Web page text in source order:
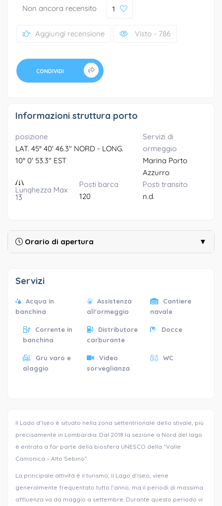
Non ancora recensito 1
Aggiungi recensione Visto - 786
CONDIVIDI
Informazioni struttura porto
posizione
LAT. 45° 40' 46.3" NORD - LONG.
10° 0' 53.3" EST
Servizi di
ormeggio
Marina Porto
Azzurro
Lunghezza Max
13
Posti barca
120
Posti transito
n.d.
Orario di apertura ▼
Servizi
Acqua in
banchina
Assistenza
all'ormeggio
Cantiere
navale
Corrente in
banchina
Distributore
carburante
Docce
Gru varo e
alaggio
Video
sorveglianza
WC
Il Lado d’Iseo è situato nella zona settentrionale dello stivale, più
precisamente in Lombardia. Dal 2018 la sezione a Nord del lago
è entrata a far parte della biosfera UNESCO della “Valle
Camonica – Alto Sebino”.
La principale attività è il turismo; il Lago d’Iseo, viene
generalmente frequentato tutto l’anno, ma il periodi di massima
affluenza va da maggio a settembre. Durante questo periodo vi